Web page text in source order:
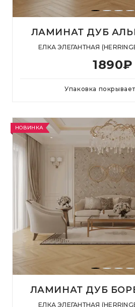
ЛАМИНАТ ДУБ
ЕЛКА ЭЛЕГАНТНАЯ
1890₽
Упаковка покрывает
НОВИНКА
ЛАМИНАТ ДУБ
ЕЛКА ЭЛЕГАНТНАЯ